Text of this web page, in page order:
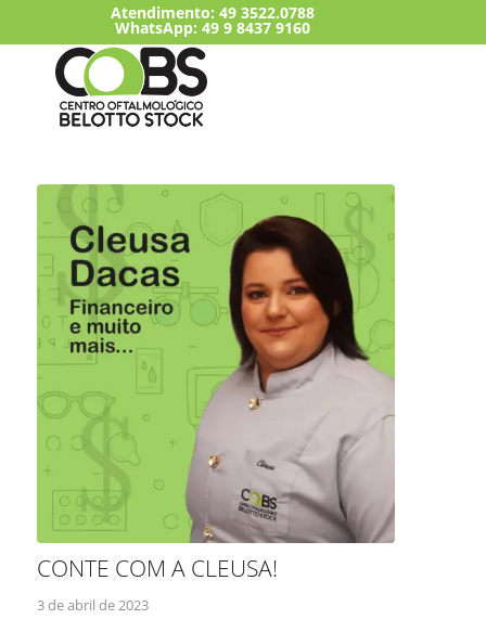
Atendimento:49 3522.0788
WhatsApp: 49 9 8437 9160
CONTE COM A CLEUSA!
3 de abril de 2023